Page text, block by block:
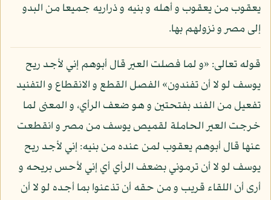
يعقوب من يعقوب و أهله و بنيه و ذراريه جميعا من البدو
إلى مصر و نزولهم بها.
قوله تعالى: «و لما فصلت العير قال أبوهم إني لأجد ريح
يوسف لو لا أن تفندون» الفصل القطع و الانقطاع و التفنيد
تفعيل من الفند بفتحتين و هو ضعف الرأي، و المعنى لما
خرجت العير الحاملة لقميص يوسف من مصر و انقطعت
عنها قال أبوهم يعقوب لمن عنده من بنيه: إني لأجد ريح
يوسف لو لا أن ترموني بضعف الرأي أي إني لأحس بريحه و
أرى أن اللقاء قريب و من حقه أن تذعنوا بما أجده لو لا أن